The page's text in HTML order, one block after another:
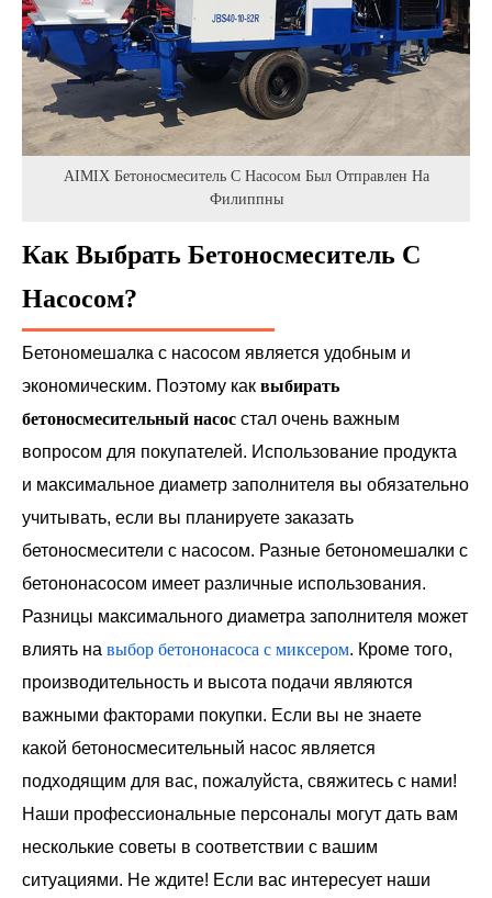
AIMIX Бетоносмеситель С Насосом Был Отправлен На
Филиппны
Как Выбрать Бетоносмеситель С
Насосом?
Бетономешалка с насосом является удобным и
экономическим. Поэтому как выбирать
бетоносмесительный насос стал очень важным
вопросом для покупателей. Использование продукта
и максимальное диаметр заполнителя вы обязательно
учитывать, если вы планируете заказать
бетоносмесители с насосом. Разные бетономешалки с
бетононасосом имеет различные использования.
Разницы максимального диаметра заполнителя может
влиять на выбор бетононасоса с миксером. Кроме того,
производительность и высота подачи являются
важными факторами покупки. Если вы не знаете
какой бетоносмесительный насос является
подходящим для вас, пожалуйста, свяжитесь с нами!
Наши профессиональные персоналы могут дать вам
несколькие советы в соответствии с вашим
ситуациями. Не ждите! Если вас интересует наши